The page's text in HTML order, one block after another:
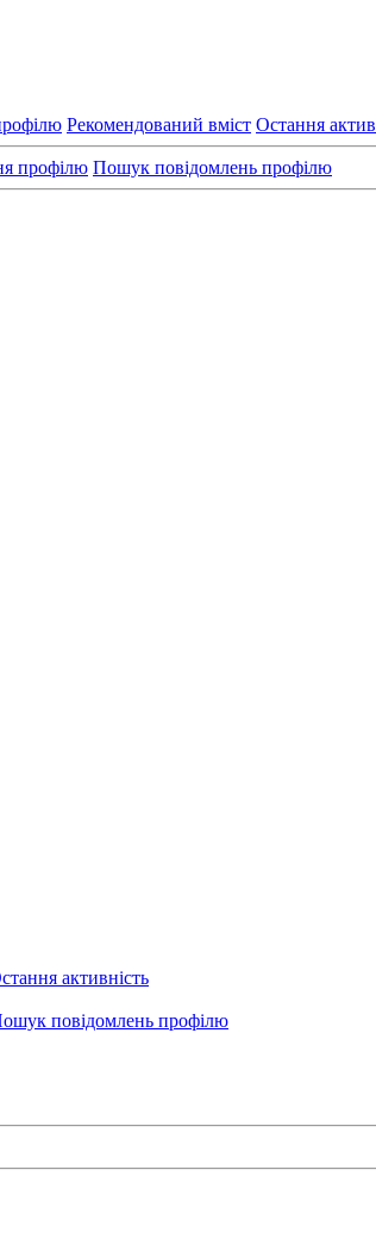
Рекомендований вміст Остання
профілю Пошук повідомлень профілю
активність
повідомлень профілю